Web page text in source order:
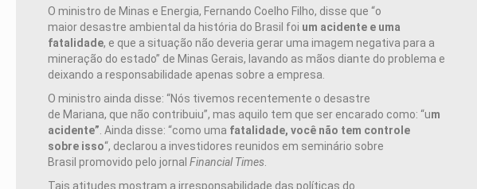
O ministro de Minas e Energia, Fernando Coelho Filho, disse que “o
maior desastre ambiental da história do Brasil foi um acidente e uma
fatalidade, e que a situação não deveria gerar uma imagem negativa para a
mineração do estado” de Minas Gerais, lavando as mãos diante do problema e
deixando a responsabilidade apenas sobre a empresa.
O ministro ainda disse: “Nós tivemos recentemente o desastre
de Mariana, que não contribuiu”, mas aquilo tem que ser encarado como: “um
acidente” . Ainda disse: “como uma fatalidade, você não tem controle
sobre isso“, declarou a investidores reunidos em seminário sobre
Brasil promovido pelo jornal Financial Times
Tais atitudes mostram a irresponsabilidade das políticas do